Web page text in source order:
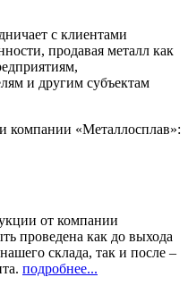
с клиентами
продавая металл как
и другим субъектам
компании «Металлосплав»:
от компании
проведена как до выхода
склада, так и после –
подробнее...